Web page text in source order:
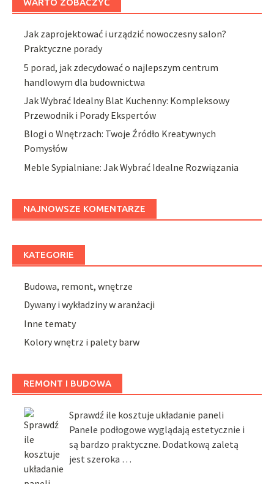
WARTO ZOBACZYĆ
Jak zaprojektować i urządzić nowoczesny salon?
Praktyczne porady
5 porad, jak zdecydować o najlepszym centrum
handlowym dla budownictwa
Jak Wybrać Idealny Blat Kuchenny: Kompleksowy
Przewodnik i Porady Ekspertów
Blogi o Wnętrzach: Twoje Źródło Kreatywnych
Pomysłów
Meble Sypialniane: Jak Wybrać Idealne Rozwiązania
NAJNOWSZE KOMENTARZE
KATEGORIE
Budowa, remont, wnętrze
Dywany i wykładziny w aranżacji
Inne tematy
Kolory wnętrz i palety barw
REMONT I BUDOWA
Sprawdź ile kosztuje układanie paneli
Panele podłogowe wyglądają estetycznie i
są bardzo praktyczne. Dodatkową zaletą
jest szeroka …